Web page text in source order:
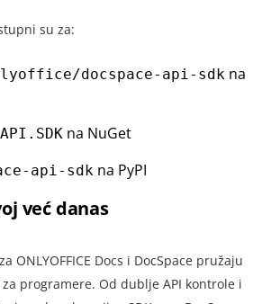
su za:
docspace-api-sdk na
na NuGet
api-sdk na PyPI
već danas
ONLYOFFICE Docs i DocSpace pružaju
programere. Od dublje API kontrole i